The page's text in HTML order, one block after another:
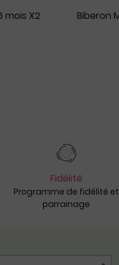
mois X2
Fidélité
Programme de fidélité et
parrainage